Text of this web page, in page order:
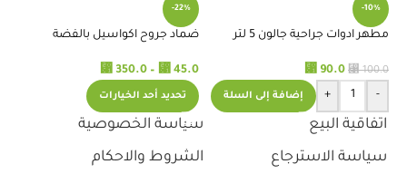
-10%
مطهر ادوات جراحية جالون 5 لتر
⃁100.0
⃁ 90.0
-
+ إضافة إلى السلة
-22%
ضماد جروح اكواسيل بالفضة
⃁ 45.0
–
⃁ 350.0
تحديد أحد الخيارات
اتفاقية البيع
سياسة الاسترجاع
سياسة الخصوصية
الشروط والاحكام